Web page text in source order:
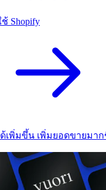
Shopify
เพิ่มขึ้น เพิ่มยอดขายมา